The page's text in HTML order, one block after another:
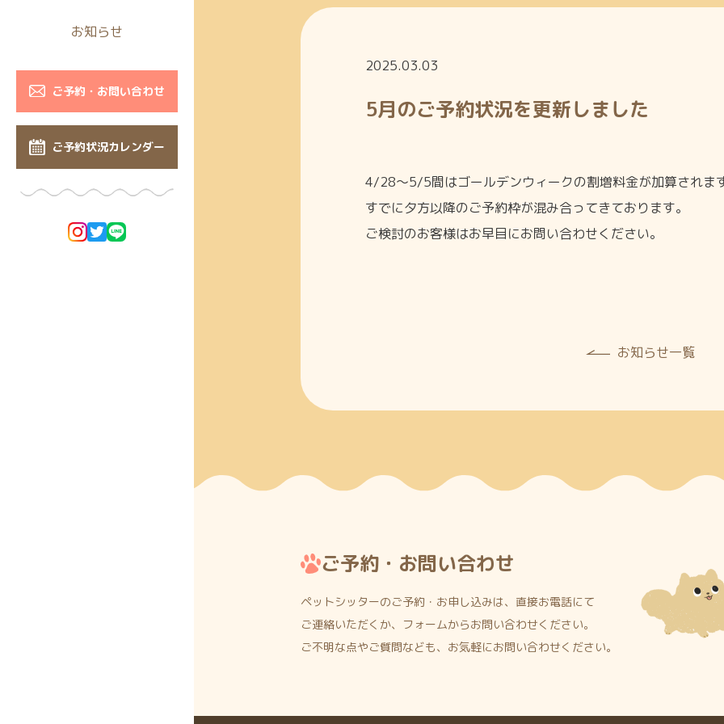
お知らせ
ご予約・お問い合わせ
ご予約状況カレンダー
2025.03.03
5月のご予約状況を更新しました
4/28～5/5間はゴールデンウィークの割増料金が加算されま
すでに夕方以降のご予約枠が混み合ってきております。
ご検討のお客様はお早目にお問い合わせください。
お知らせ一覧
ご予約・お問い合わせ
ペットシッターのご予約・お申し込みは、直接お電話にて
ご連絡いただくか、フォームからお問い合わせください。
ご不明な点やご質問なども、お気軽にお問い合わせください。